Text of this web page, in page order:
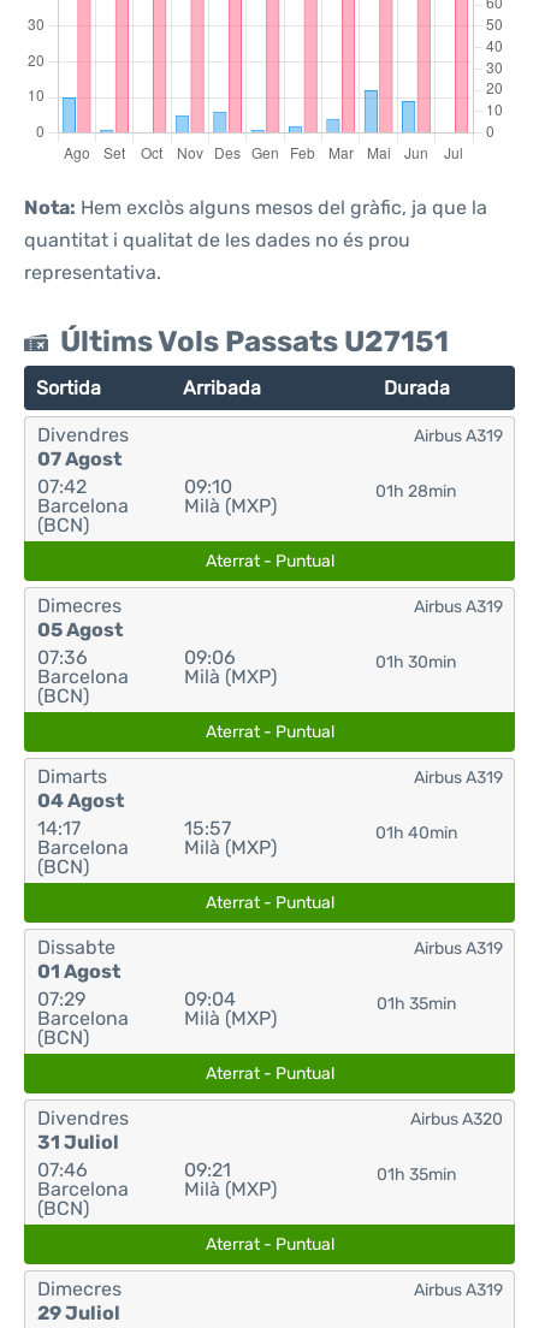
Nota: Hem exclòs alguns mesos del gràfic, ja que la
quantitat i qualitat de les dades no és prou
representativa.
Últims Vols Passats U27151
Sortida Arribada Durada
Divendres
07 Agost
07:42
Barcelona
(BCN)
09:10
Milà (MXP)
01h 28min
Airbus A319
Aterrat - Puntual
Dimecres
05 Agost
07:36
Barcelona
(BCN)
09:06
Milà (MXP)
01h 30min
Airbus A319
Aterrat - Puntual
Dimarts
04 Agost
14:17
Barcelona
(BCN)
15:57
Milà (MXP)
01h 40min
Airbus A319
Aterrat - Puntual
Dissabte
01 Agost
07:29
Barcelona
(BCN)
09:04
Milà (MXP)
01h 35min
Airbus A319
Aterrat - Puntual
Divendres
31 Juliol
07:46
Barcelona
(BCN)
09:21
Milà (MXP)
01h 35min
Airbus A320
Aterrat - Puntual
Dimecres
29 Juliol
Airbus A319